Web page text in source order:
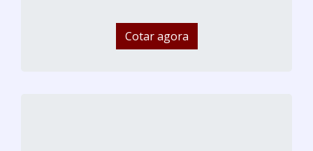
Cotar agora